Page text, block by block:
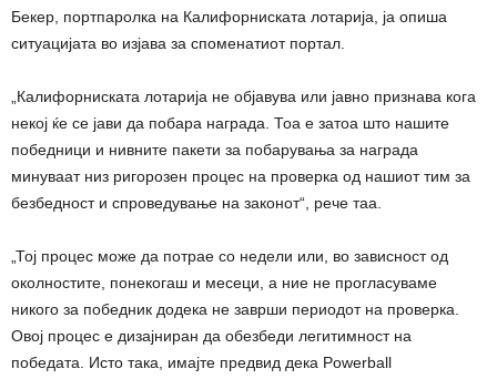
Бекер, портпаролка на Калифорниската лотарија, ја опиша
ситуацијата во изјава за споменатиот портал.
„Калифорниската лотарија не објавува или јавно признава кога
некој ќе се јави да побара награда. Тоа е затоа што нашите
победници и нивните пакети за побарувања за награда
минуваат низ ригорозен процес на проверка од нашиот тим за
безбедност и спроведување на законот“, рече таа.
„Тој процес може да потрае со недели или, во зависност од
околностите, понекогаш и месеци, а ние не прогласуваме
никого за победник додека не заврши периодот на проверка.
Овој процес е дизајниран да обезбеди легитимност на
победата. Исто така, имајте предвид дека Powerball